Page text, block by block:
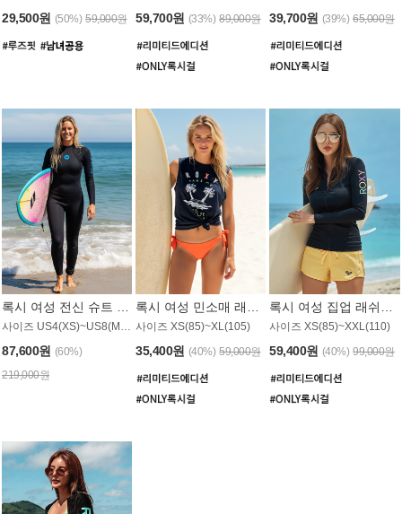
29,500원 (50%) 59,000원 59,700원 (33%) 89,000원 39,700원 (39%) 65,000원
87,600원 (60%)
219,000원
사이즈 XS(85)~XL(105)
35,400원 (40%) 59,000원
사이즈 XS(85)~XXL(110)
59,400원 (40%) 99,000원